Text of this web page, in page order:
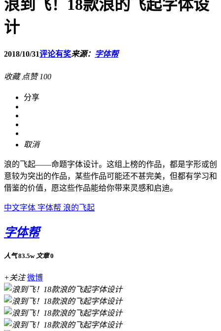
浪到飞！18款浪的飞起字体设
计
2018/10/31评论有奖来源： 字体帮
收藏 点赞 100
分享
取消
浪的飞起——命题字体设计。这组上榜的作品，都是字形或创
意较为突出的作品，某些作品可能还不甚完美，但都有学习和
借鉴的价值，愿这些作品能给你带来灵感和启迪。
中文字体 字体帮 浪的飞起
字体帮
人气 83.5w 文章 0
+关注 微博